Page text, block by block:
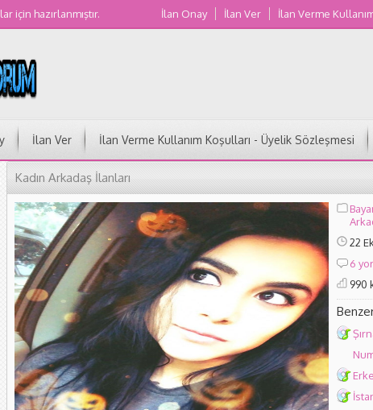
için hazırlanmıştır. İlan Onay İlan Ver İlan Verme
İlan Ver İlan Verme Kullanım Koşulları - Üyelik Sözleşmesi
Kadın Arkadaş İlanları
22
6
990